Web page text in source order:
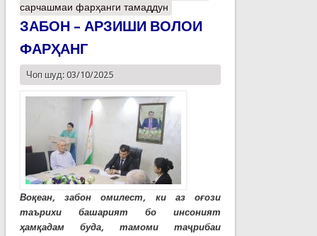
сарчашмаи фарҳанги тамаддун
ЗАБОН – АРЗИШИ ВОЛОИ
ФАРҲАНГ
Чоп шуд: 03/10/2025
Воқеан, забон омилест, ки аз оғози
таърихи башарият бо инсоният
ҳамқадам буда, тамоми таҷрибаи